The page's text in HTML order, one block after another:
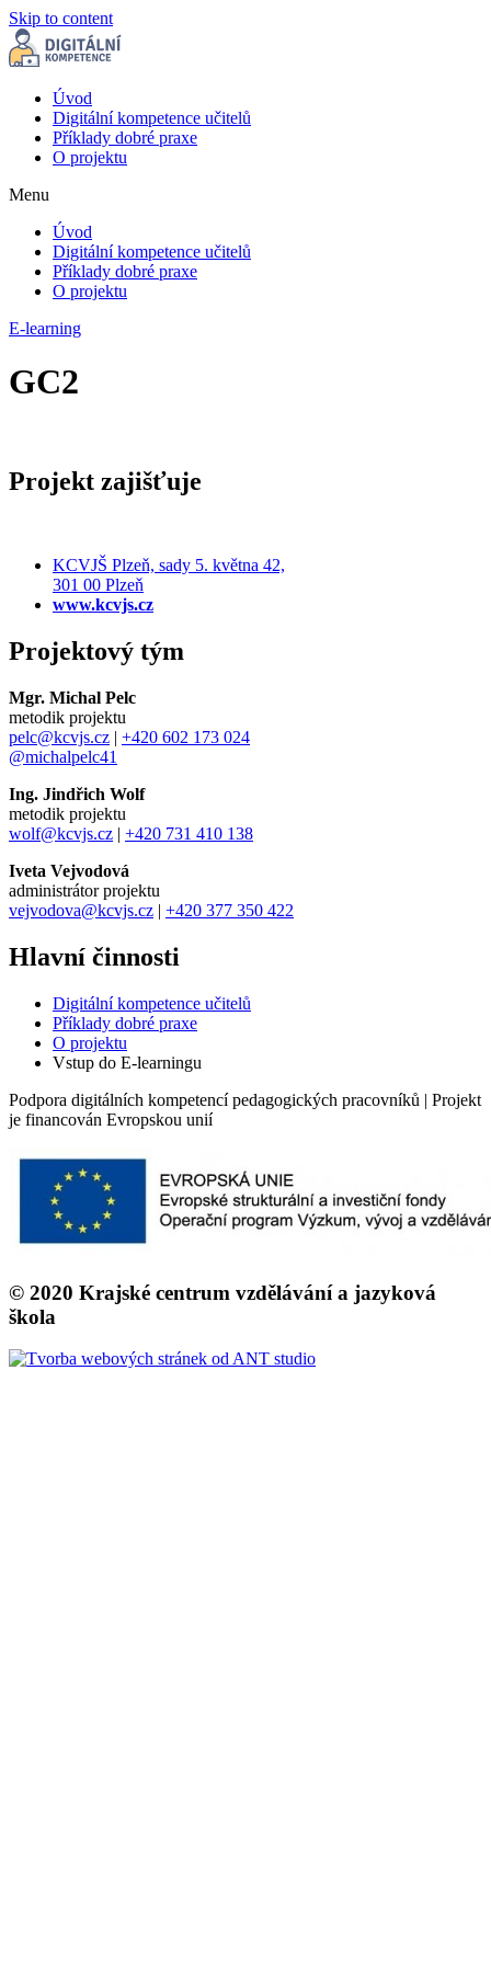
Skip to content
Úvod
Digitální kompetence učitelů
Příklady dobré praxe
O projektu
Menu
Úvod
Digitální kompetence učitelů
Příklady dobré praxe
O projektu
E-learning
GC2
Projekt zajišťuje
KCVJŠ Plzeň, sady 5. května 42,
301 00 Plzeň
www.kcvjs.cz
Projektový tým
Mgr. Michal Pelc
metodik projektu
pelc@kcvjs.cz | +420 602 173 024
@michalpelc41
Ing. Jindřich Wolf
metodik projektu
wolf@kcvjs.cz | +420 731 410 138
Iveta Vejvodová
administrátor projektu
vejvodova@kcvjs.cz | +420 377 350 422
Hlavní činnosti
Digitální kompetence učitelů
Příklady dobré praxe
O projektu
Vstup do E-learningu
Podpora digitálních kompetencí pedagogických pracovníků | Projekt
je financován Evropskou unií
© 2020 Krajské centrum vzdělávání a jazyková
škola